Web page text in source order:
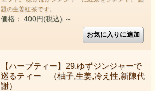
題の生姜紅茶です。
価格： 400円(税込) ～
【ハーブティー】29.ゆずジンジャーで
巡るティー （柚子,生姜,冷え性,新陳代
謝）